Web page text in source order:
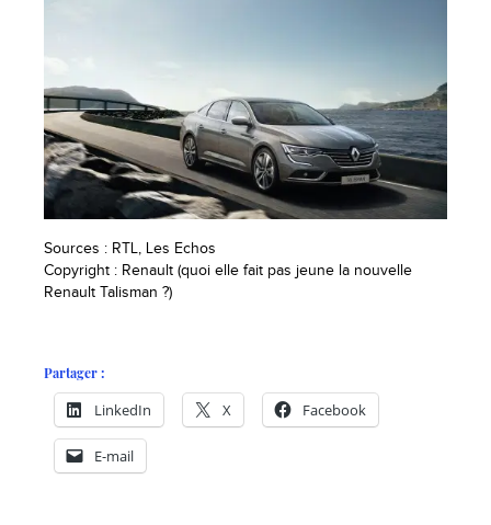
Sources : RTL, Les Echos
Copyright : Renault (quoi elle fait pas jeune la nouvelle
Renault Talisman ?)
Partager :
LinkedIn X Facebook
E-mail